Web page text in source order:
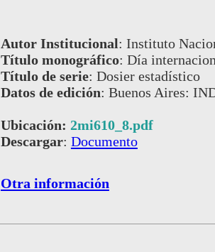
Autor Institucional: Instituto
Título monográfico: Día
Título de serie: Dosier estadístico
Datos de edición: Buenos Aires:
Ubicación: 2mi610_8.pdf
Descargar: Documento
Otra información